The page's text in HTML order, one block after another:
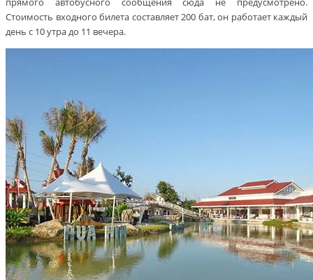
Стоимость входного билета составляет 200 бат, он работает каждый
день с 10 утра до 11 вечера.